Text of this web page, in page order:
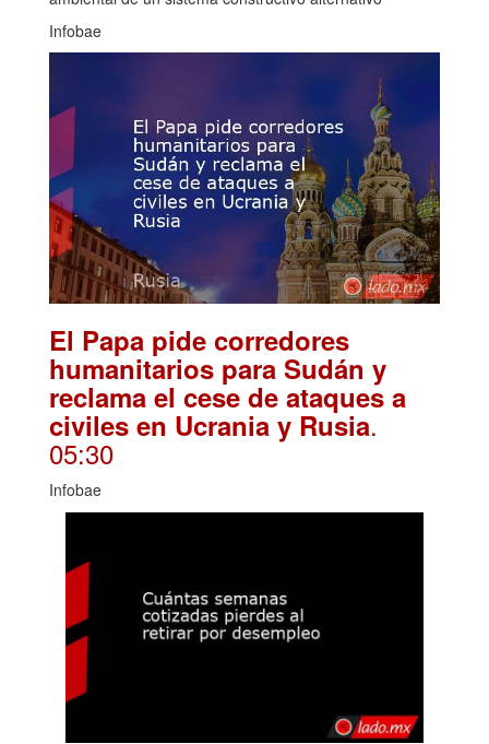
Infobae
El Papa pide corredores
humanitarios para Sudán y
reclama el cese de ataques a
civiles en Ucrania y Rusia.
05:30
Infobae